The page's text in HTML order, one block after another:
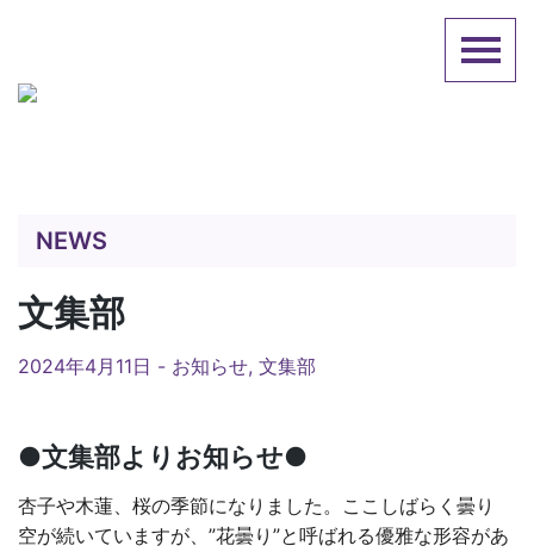
NEWS
文集部
2024年4月11日 - お知らせ, 文集部
●文集部よりお知らせ●
杏子や木蓮、桜の季節になりました。ここしばらく曇り
空が続いていますが、”花曇り”と呼ばれる優雅な形容があ